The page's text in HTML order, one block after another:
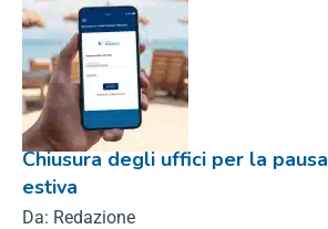
Chiusura degli uffici per la pausa
estiva
Da: Redazione